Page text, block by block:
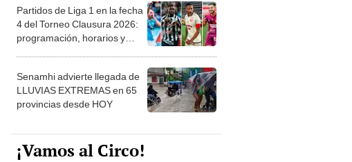
Partidos de Liga 1 en la fecha
4 del Torneo Clausura 2026:
programación, horarios y
Senamhi advierte llegada de
LLUVIAS EXTREMAS en 65
provincias desde HOY
¡Vamos al Circo!